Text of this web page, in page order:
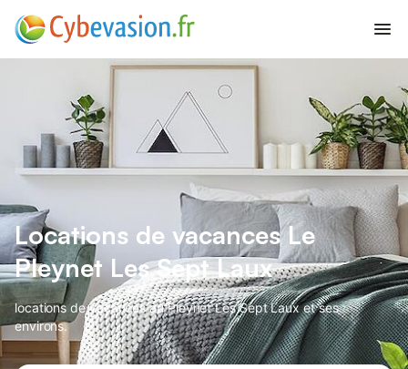
Locations de vacances Le
Pleynet Les Sept Laux
locations de vacances au Pleynet Les Sept Laux et ses
environs.